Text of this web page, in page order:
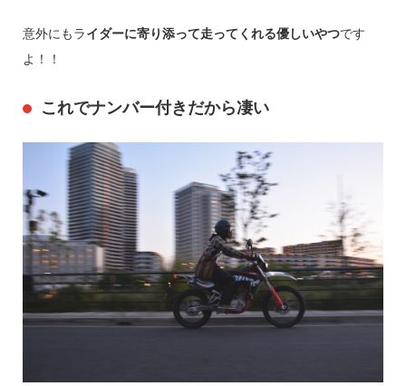
意外にもライダーに寄り添って走ってくれる優しいやつです
よ！！
これでナンバー付きだから凄い